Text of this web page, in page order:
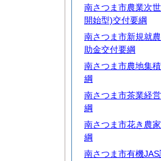
南さつま市農業次
開始型)交付要綱
南さつま市新規就
助金交付要綱
南さつま市農地集
綱
南さつま市茶業経
綱
南さつま市花き農
綱
南さつま市有機